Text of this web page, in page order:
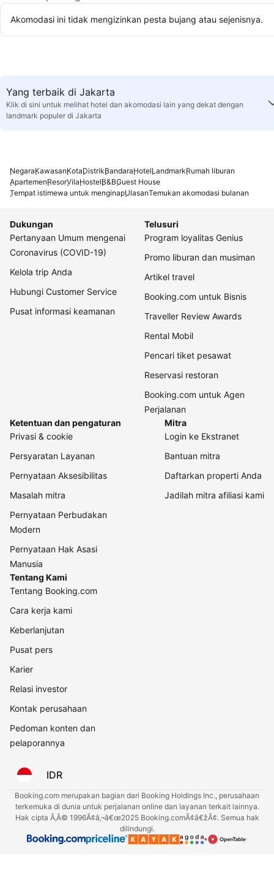
Akomodasi ini tidak mengizinkan pesta bujang atau sejenisnya.
Yang terbaik di Jakarta
Klik di sini untuk melihat hotel dan akomodasi lain yang dekat dengan
landmark populer di Jakarta
NegaraKawasanKotaDistrikBandaraHotelLandmarkRumah liburan
ApartemenResorVilaHostelB&BGuest House
Tempat istimewa untuk menginapUlasanTemukan akomodasi bulanan
Dukungan
Pertanyaan Umum mengenai
Coronavirus (COVID-19)
Kelola trip Anda
Hubungi Customer Service
Pusat informasi keamanan
Telusuri
Program loyalitas Genius
Promo liburan dan musiman
Artikel travel
Booking.com untuk Bisnis
Traveller Review Awards
Rental Mobil
Pencari tiket pesawat
Reservasi restoran
Booking.com untuk Agen
Perjalanan
Ketentuan dan pengaturan
Privasi & cookie
Persyaratan Layanan
Pernyataan Aksesibilitas
Masalah mitra
Pernyataan Perbudakan
Modern
Pernyataan Hak Asasi
Manusia
Mitra
Login ke Ekstranet
Bantuan mitra
Daftarkan properti Anda
Jadilah mitra afiliasi kami
Tentang Kami
Tentang Booking.com
Cara kerja kami
Keberlanjutan
Pusat pers
Karier
Relasi investor
Kontak perusahaan
Pedoman konten dan
pelaporannya
IDR
Booking.com merupakan bagian dari Booking Holdings Inc., perusahaan
terkemuka di dunia untuk perjalanan online dan layanan terkait lainnya.
Hak cipta Ã‚Â© 1996Ã¢â‚¬â€œ2025 Booking.comÃ¢â€žÂ¢. Semua hak
dilindungi.